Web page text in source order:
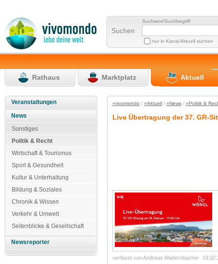
Suchen
Suchwort/Suchbegriff
nur in Kanal Aktuell suchen
Rathaus Marktplatz Aktuell
Veranstaltungen
News
Sonstiges
Politik & Recht
Wirtschaft & Tourismus
Sport & Gesundheit
Kultur & Unterhaltung
Bildung & Soziales
Chronik & Wissen
Verkehr & Umwelt
Seitenblicke & Gesellschaft
Newsreporter
»vivomondo / »Aktuell/ »News/ »Politik &
Live Übertragung der 37. GR-
verfasst von Andreas Madersbacher